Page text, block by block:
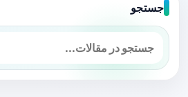
جستجو